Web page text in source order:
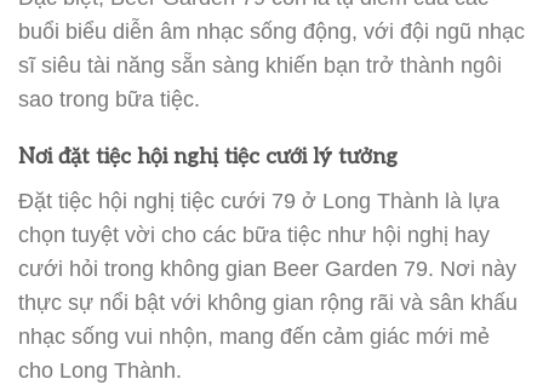
buổi biểu diễn âm nhạc sống động, với đội ngũ nhạc
sĩ siêu tài năng sẵn sàng khiến bạn trở thành ngôi
sao trong bữa tiệc.
Nơi đặt tiệc hội nghị tiệc cưới lý tưởng
Đặt tiệc hội nghị tiệc cưới 79 ở Long Thành là lựa
chọn tuyệt vời cho các bữa tiệc như hội nghị hay
cưới hỏi trong không gian Beer Garden 79. Nơi này
thực sự nổi bật với không gian rộng rãi và sân khấu
nhạc sống vui nhộn, mang đến cảm giác mới mẻ
cho Long Thành.